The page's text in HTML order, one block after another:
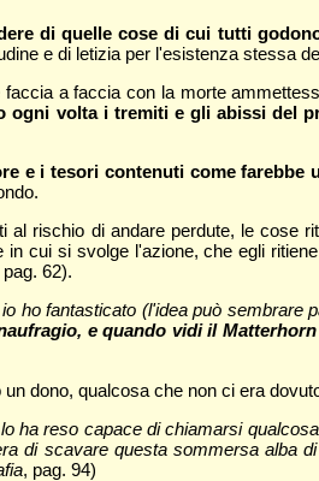
di quelle cose di cui tutti
e di letizia per l'esistenza stessa
a faccia con la morte
volta i tremiti e gli abissi del
e i tesori contenuti come farebbe
rischio di andare perdute, le cose
cui si svolge l'azione, che egli
pag. 62).
ho fantasticato (l'idea può sembrare
e quando vidi il
dono, qualcosa che non ci era
ha reso capace di chiamarsi
di scavare questa sommersa alba
, pag. 94)